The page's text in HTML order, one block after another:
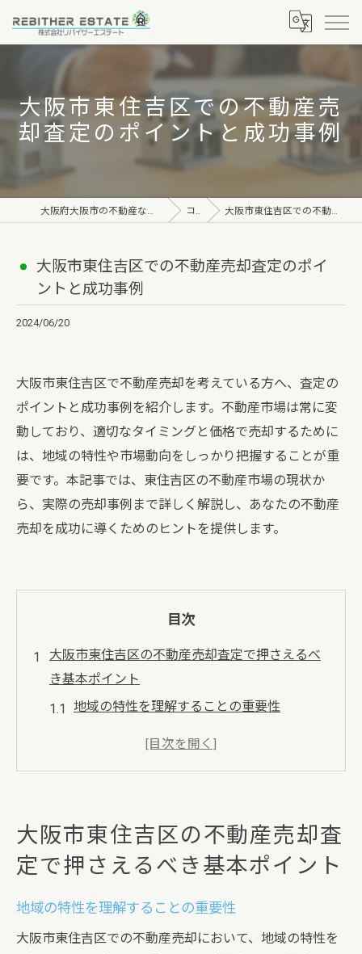
大阪市東住吉区での不動産売
却査定のポイントと成功事例
大阪府大阪市の不動産なら株式会社リバイザーエステート コラム 大阪市東住吉区での不動産売却査定のポイントと成功事例
大阪市東住吉区での不動産売却査定のポイ
ントと成功事例
2024/06/20
大阪市東住吉区で不動産売却を考えている方へ、査定の
ポイントと成功事例を紹介します。不動産市場は常に変
動しており、適切なタイミングと価格で売却するために
は、地域の特性や市場動向をしっかり把握することが重
要です。本記事では、東住吉区の不動産市場の現状か
ら、実際の売却事例まで詳しく解説し、あなたの不動産
売却を成功に導くためのヒントを提供します。
目次
大阪市東住吉区の不動産売却査定で押さえるべ
き基本ポイント
地域の特性を理解することの重要性
不動産の状態を正確に把握する方法
査定書の内容をチェックするポイント
不動産売却を成功させるための東住吉区の市場
大阪市東住吉区の不動産売却査
定で押さえるべき基本ポイント
地域の特性を理解することの重要性
大阪市東住吉区での不動産売却において、地域の特性を